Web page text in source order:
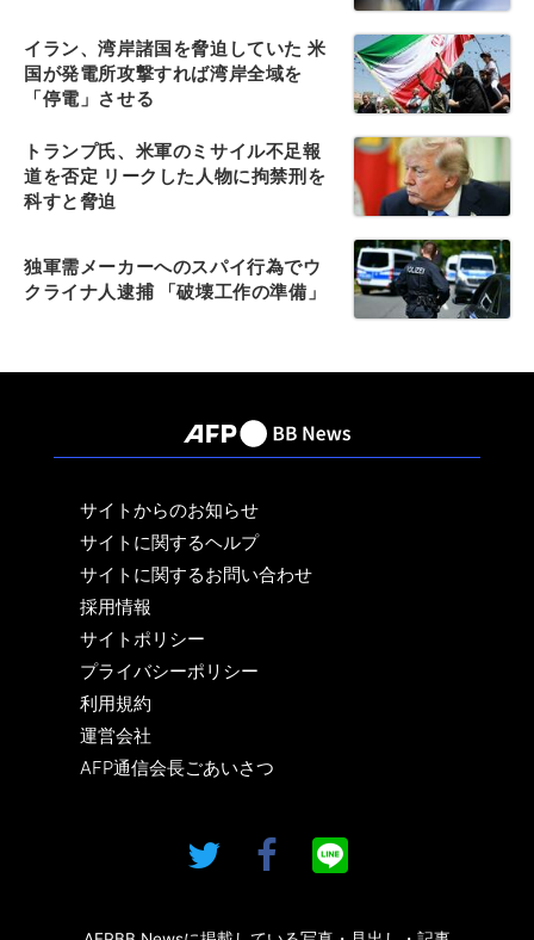
イラン、湾岸諸国を脅迫していた 米
国が発電所攻撃すれば湾岸全域を
「停電」させる
トランプ氏、米軍のミサイル不足報
道を否定 リークした人物に拘禁刑を
科すと脅迫
独軍需メーカーへのスパイ行為でウ
クライナ人逮捕 「破壊工作の準備」
サイトからのお知らせ
サイトに関するヘルプ
サイトに関するお問い合わせ
採用情報
サイトポリシー
プライバシーポリシー
利用規約
運営会社
AFP通信会長ごあいさつ